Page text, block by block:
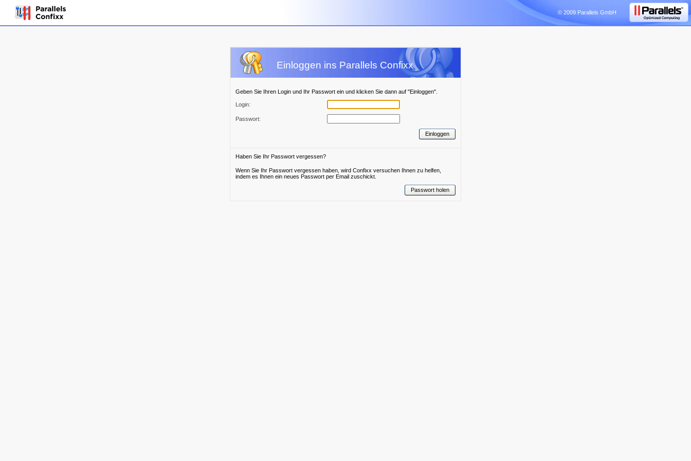
© 2009 Parallels GmbH
Einloggen ins Parallels Confixx
Geben Sie Ihren Login und Ihr Passwort ein und klicken Sie dann auf "Einloggen".
Login:
Passwort:
Einloggen
Haben Sie Ihr Passwort vergessen?
Wenn Sie Ihr Passwort vergessen haben, wird Confixx versuchen Ihnen zu helfen,
indem es Ihnen ein neues Passwort per Email zuschickt.
Passwort holen